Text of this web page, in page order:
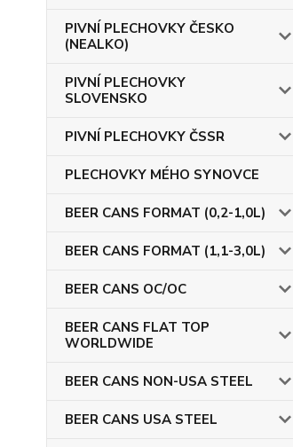
PIVNÍ PLECHOVKY ČESKO
(NEALKO)
PIVNÍ PLECHOVKY
SLOVENSKO
PIVNÍ PLECHOVKY ČSSR
PLECHOVKY MÉHO SYNOVCE
BEER CANS FORMAT (0,2-1,0L)
BEER CANS FORMAT (1,1-3,0L)
BEER CANS OC/OC
BEER CANS FLAT TOP
WORLDWIDE
BEER CANS NON-USA STEEL
BEER CANS USA STEEL